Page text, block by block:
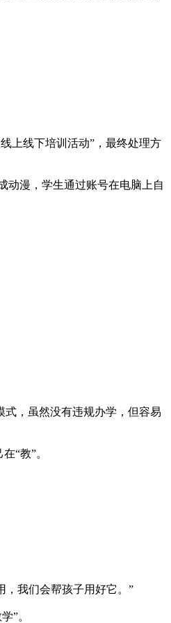
上线下培训活动”，最终处理方
漫，学生通过账号在电脑上自
式，虽然没有违规办学，但容易
“教”。
，我们会帮孩子用好它。”
”。